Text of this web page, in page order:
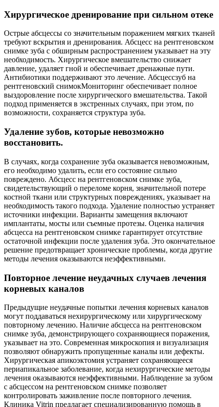
Хирургическое дренирование при сильном отеке
Острые абсцессы со значительным поражением мягких тканей
требуют вскрытия и дренирования. Абсцесс на рентгеновском
снимке зуба с обширным распространением указывает на эту
необходимость. Хирургическое вмешательство снижает
давление, удаляет гной и обеспечивает дренажные пути.
Антибиотики поддерживают это лечение. Абсцессзуб на
рентгеновский снимокМониторинг обеспечивает полное
выздоровление после хирургического вмешательства. Такой
подход применяется в экстренных случаях, при этом, по
возможности, сохраняется структура зуба.
Удаление зубов, которые невозможно
восстановить.
В случаях, когда сохранение зуба оказывается невозможным,
его необходимо удалить, если его состояние сильно
повреждено. Абсцесс на рентгеновском снимке зуба,
свидетельствующий о переломе корня, значительной потере
костной ткани или структурных повреждениях, указывает на
необходимость такого подхода. Удаление полностью устраняет
источники инфекции. Варианты замещения включают
имплантаты, мосты или съемные протезы. Оценка наличия
абсцесса на рентгеновском снимке гарантирует отсутствие
остаточной инфекции после удаления зуба. Это окончательное
решение предотвращает хронические проблемы, когда другие
методы лечения оказываются неэффективными.
Повторное лечение неудачных случаев лечения
корневых каналов
Предыдущие неудачные попытки лечения корневых каналов
могут поддаваться нехирургическому или хирургическому
повторному лечению. Наличие абсцесса на рентгеновском
снимке зуба, демонстрирующего сохраняющиеся поражения,
указывает на это. Современная микроскопия и визуализация
позволяют обнаружить пропущенные каналы или дефекты.
Хирургическая апикоэктомия устраняет сохраняющееся
периапикальное заболевание, когда нехирургические методы
лечения оказываются неэффективными. Наблюдение за зубом
с абсцессом на рентгеновском снимке позволяет
контролировать заживление после повторного лечения.
Клиника Vitrin предлагает специализированную помощь в